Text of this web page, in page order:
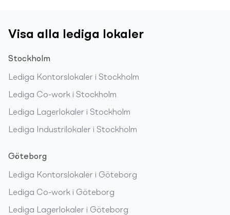
Visa alla lediga lokaler
Stockholm
Lediga Kontorslokaler i Stockholm
Lediga Co-work i Stockholm
Lediga Lagerlokaler i Stockholm
Lediga Industrilokaler i Stockholm
Göteborg
Lediga Kontorslokaler i Göteborg
Lediga Co-work i Göteborg
Lediga Lagerlokaler i Göteborg